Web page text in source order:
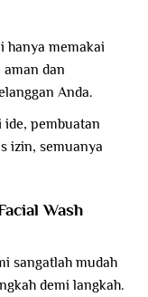
hanya memakai
dan
Anda.
pembuatan
izin, semuanya
Wash
sangatlah mudah
demi langkah.